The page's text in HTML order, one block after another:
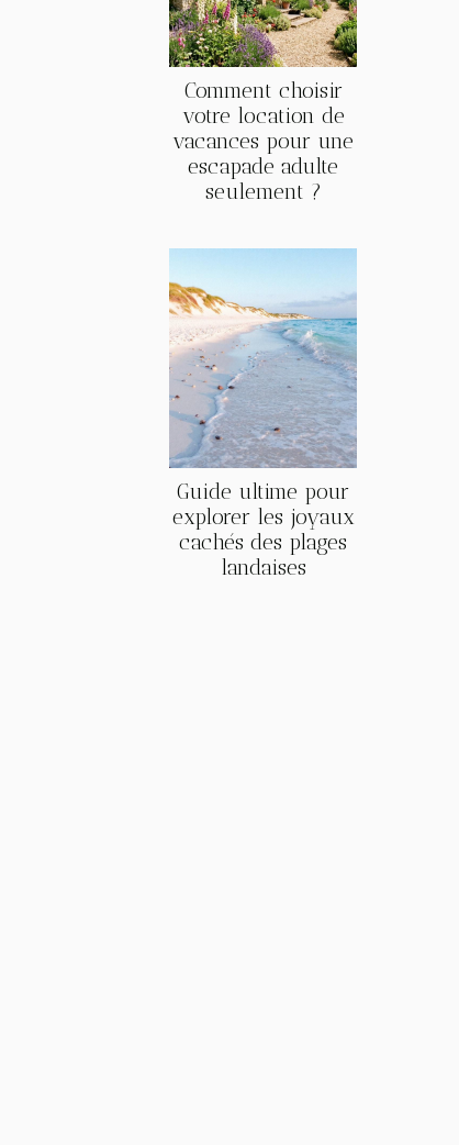
Comment choisir
votre location de
vacances pour une
escapade adulte
seulement ?
Guide ultime pour
explorer les joyaux
cachés des plages
landaises